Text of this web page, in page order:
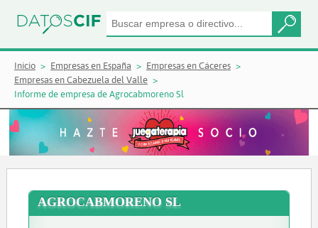
Inicio Empresas en España
Empresas en Cáceres
Empresas en Cabezuela del Valle
Informe de empresa de Agrocabmoreno Sl
AGROCABMORENO SL